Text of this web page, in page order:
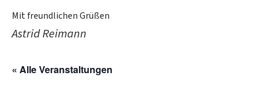
Mit freundlichen Grüßen
Astrid Reimann
« Alle Veranstaltungen